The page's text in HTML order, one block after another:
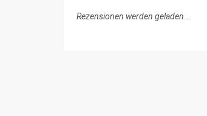
Rezensionen werden geladen...